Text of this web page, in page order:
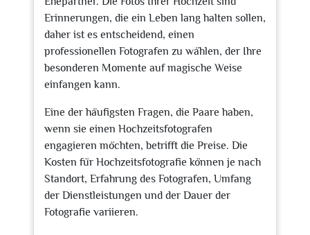
Erinnerungen, die ein Leben lang halten sollen,
daher ist es entscheidend, einen
professionellen Fotografen zu wählen, der Ihre
besonderen Momente auf magische Weise
einfangen kann.
Eine der häufigsten Fragen, die Paare haben,
wenn sie einen Hochzeitsfotografen
engagieren möchten, betrifft die Preise. Die
Kosten für Hochzeitsfotografie können je nach
Standort, Erfahrung des Fotografen, Umfang
der Dienstleistungen und der Dauer der
Fotografie variieren.